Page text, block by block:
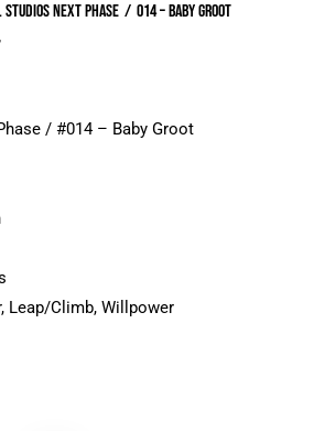
Next Phase 014 – Baby Groot
/ #014 – Baby Groot
Leap/Climb, Willpower